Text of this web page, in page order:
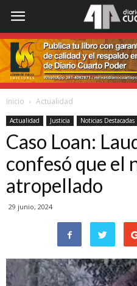
Inicio Actualidad
Actualidad Justicia Noticias Destacadas
Caso Loan:
confesó que el
atropellado
29 junio, 2024